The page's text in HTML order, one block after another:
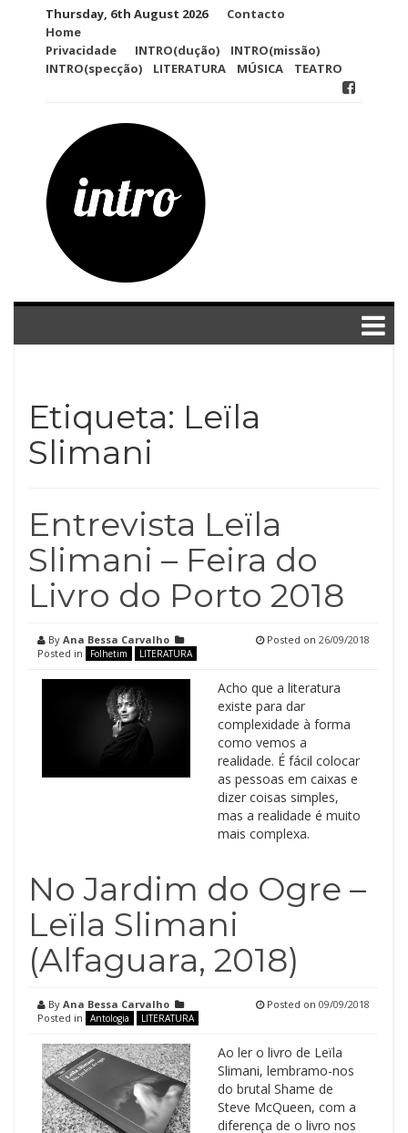
Thursday, 6th August 2026
Contacto
Home
Privacidade
INTRO(dução)
INTRO(missão)
INTRO(specção)
LITERATURA MÚSICA TEATRO
Etiqueta: Leïla
Slimani
Entrevista Leïla
Slimani – Feira do
Livro do Porto 2018
By Ana Bessa Carvalho
Posted in
Folhetim LITERATURA
Posted on 26/09/2018
Acho que a literatura
existe para dar
complexidade à forma
como vemos a
realidade. É fácil colocar
as pessoas em caixas e
dizer coisas simples,
mas a realidade é muito
mais complexa.
No Jardim do Ogre –
Leïla Slimani
(Alfaguara, 2018)
By Ana Bessa Carvalho
Posted in
Antologia LITERATURA
Posted on 09/09/2018
Ao ler o livro de Leïla
Slimani, lembramo-nos
do brutal Shame de
Steve McQueen, com a
diferença de o livro nos